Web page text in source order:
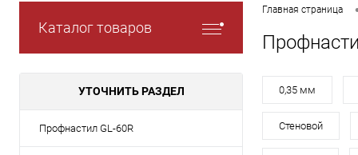
Каталог товаров
УТОЧНИТЬ РАЗДЕЛ
Профнастил GL-60R
Главная страница
0,35 мм
Стеновой